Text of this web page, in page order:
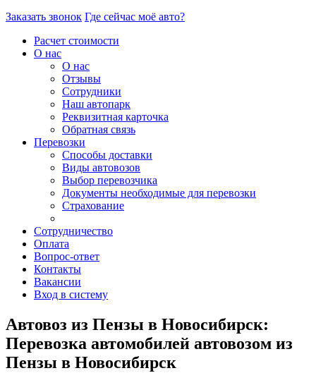
Заказать звонок Где сейчас моё авто?
Расчет стоимости
О нас
О нас
Отзывы
Сотрудники
Наш автопарк
Реквизитная карточка
Обратная связь
Перевозки
Способы доставки
Виды автовозов
Выбор перевозчика
Документы необходимые для перевозки
Страхование
Сотрудничество
Оплата
Вопрос-ответ
Контакты
Вакансии
Вход в систему
Автовоз из Пензы в Новосибирск:
Перевозка автомобилей автовозом из
Пензы в Новосибирск